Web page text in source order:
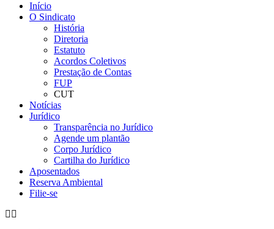
Início
O Sindicato
História
Diretoria
Estatuto
Acordos Coletivos
Prestação de Contas
FUP
CUT
Notícias
Jurídico
Transparência no Jurídico
Agende um plantão
Corpo Jurídico
Cartilha do Jurídico
Aposentados
Reserva Ambiental
Filie-se